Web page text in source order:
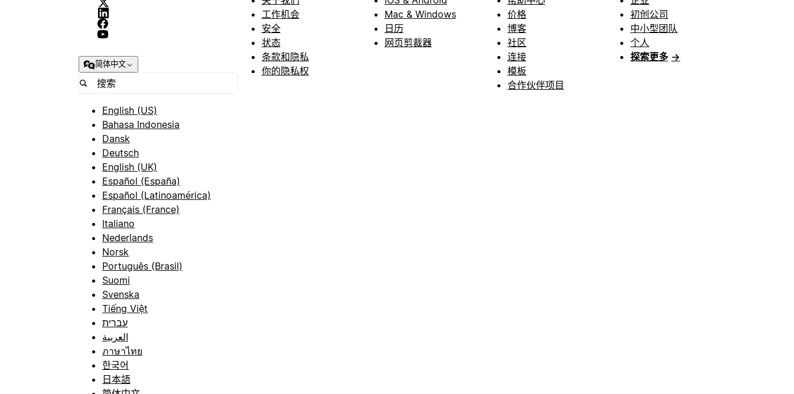
简体中文
English (US)
Bahasa Indonesia
Dansk
Deutsch
English (UK)
Español (España)
Español (Latinoamérica)
Français (France)
Italiano
Nederlands
Norsk
Português (Brasil)
Suomi
Svenska
Tiếng Việt
עברית
العربية
ภาษาไทย
한국어
日本語
工作机会
安全
状态
条款和隐私
你的隐私权
Mac & Windows
日历
网页剪裁器
价格
博客
社区
连接
模板
合作伙伴项目
初创公司
中小型团队
个人
探索更多 →